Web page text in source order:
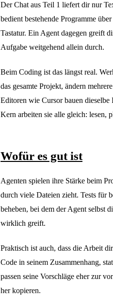
Der Chat aus Teil 1 liefert dir nur
bedient bestehende Programme
Tastatur. Ein Agent dagegen greift
Aufgabe weitgehend allein durch.
Beim Coding ist das längst real.
das gesamte Projekt, ändern
Editoren wie Cursor bauen
Kern arbeiten sie alle gleich: lesen,
Wofür es gut ist
Agenten spielen ihre Stärke beim
durch viele Dateien zieht. Tests für
beheben, bei dem der Agent selbst
wirklich greift.
Praktisch ist auch, dass die Arbeit
Code in seinem Zusammenhang,
passen seine Vorschläge eher zur
her kopieren.